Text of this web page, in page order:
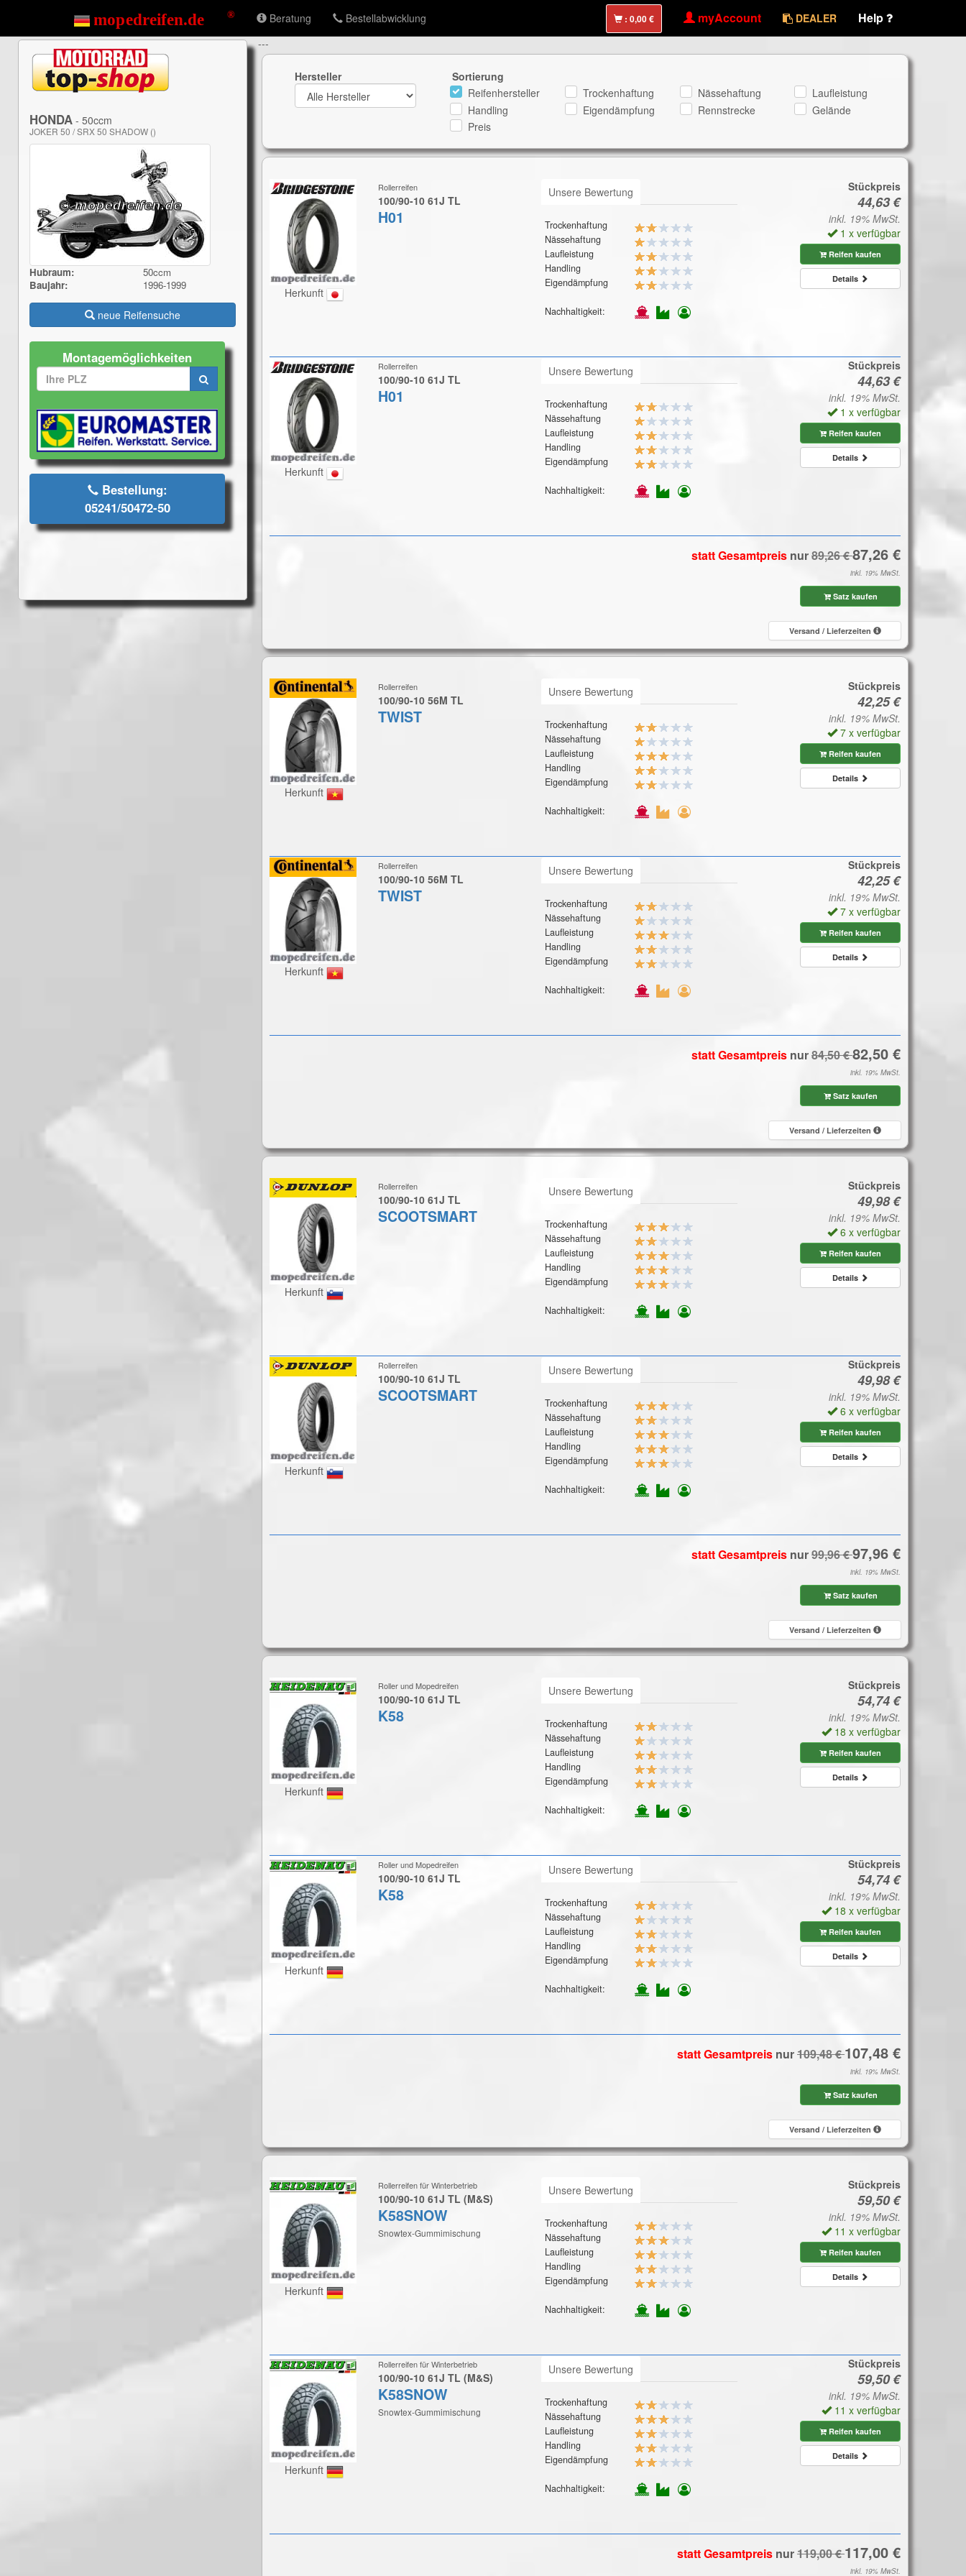
Beratung Bestellabwicklung : myAccount DEALER Help
HONDA - 50ccm
JOKER 50 / SRX 50 SHADOW ()
Hubraum:
50ccm
Baujahr:
1996-1999
neue Reifensuche
Montagemöglichkeiten
Bestellung:
05241/50472-50
---
Hersteller
Sortierung
Reifenhersteller
Trockenhaftung Nässehaftung
Laufleistung
Handling
Eigendämpfung Rennstrecke
Gelände
Preis
Herkunft
Rollerreifen
100/90-10 61J TL
H01
Unsere Bewertung
Trockenhaftung
Nässehaftung
Laufleistung
Handling
Eigendämpfung
Nachhaltigkeit:
Stückpreis
inkl. 19% MwSt.
1 x verfügbar
Reifen kaufen
Details
Herkunft
Rollerreifen
100/90-10 61J TL
H01
Unsere Bewertung
Trockenhaftung
Nässehaftung
Laufleistung
Handling
Eigendämpfung
Nachhaltigkeit:
Stückpreis
inkl. 19% MwSt.
1 x verfügbar
Reifen kaufen
Details
statt Gesamtpreis nur
inkl. 19% MwSt.
Satz kaufen
Versand / Lieferzeiten
Herkunft
Rollerreifen
100/90-10 56M TL
TWIST
Unsere Bewertung
Trockenhaftung
Nässehaftung
Laufleistung
Handling
Eigendämpfung
Nachhaltigkeit:
Stückpreis
inkl. 19% MwSt.
7 x verfügbar
Reifen kaufen
Details
Herkunft
Rollerreifen
100/90-10 56M TL
TWIST
Unsere Bewertung
Trockenhaftung
Nässehaftung
Laufleistung
Handling
Eigendämpfung
Nachhaltigkeit:
Stückpreis
inkl. 19% MwSt.
7 x verfügbar
Reifen kaufen
Details
statt Gesamtpreis nur
inkl. 19% MwSt.
Satz kaufen
Versand / Lieferzeiten
Herkunft
Rollerreifen
100/90-10 61J TL
SCOOTSMART
Unsere Bewertung
Trockenhaftung
Nässehaftung
Laufleistung
Handling
Eigendämpfung
Nachhaltigkeit:
Stückpreis
inkl. 19% MwSt.
6 x verfügbar
Reifen kaufen
Details
Herkunft
Rollerreifen
100/90-10 61J TL
SCOOTSMART
Unsere Bewertung
Trockenhaftung
Nässehaftung
Laufleistung
Handling
Eigendämpfung
Nachhaltigkeit:
Stückpreis
inkl. 19% MwSt.
6 x verfügbar
Reifen kaufen
Details
statt Gesamtpreis nur
inkl. 19% MwSt.
Satz kaufen
Versand / Lieferzeiten
Herkunft
Roller und Mopedreifen
100/90-10 61J TL
K58
Unsere Bewertung
Trockenhaftung
Nässehaftung
Laufleistung
Handling
Eigendämpfung
Nachhaltigkeit:
Stückpreis
inkl. 19% MwSt.
18 x verfügbar
Reifen kaufen
Details
Herkunft
Roller und Mopedreifen
100/90-10 61J TL
K58
Unsere Bewertung
Trockenhaftung
Nässehaftung
Laufleistung
Handling
Eigendämpfung
Nachhaltigkeit:
Stückpreis
inkl. 19% MwSt.
18 x verfügbar
Reifen kaufen
Details
statt Gesamtpreis nur
inkl. 19% MwSt.
Satz kaufen
Versand / Lieferzeiten
Herkunft
Rollerreifen für Winterbetrieb
100/90-10 61J TL (M&S)
K58SNOW
Snowtex-Gummimischung
Unsere Bewertung
Trockenhaftung
Nässehaftung
Laufleistung
Handling
Eigendämpfung
Nachhaltigkeit:
Stückpreis
inkl. 19% MwSt.
11 x verfügbar
Reifen kaufen
Details
Herkunft
Rollerreifen für Winterbetrieb
100/90-10 61J TL (M&S)
K58SNOW
Snowtex-Gummimischung
Unsere Bewertung
Trockenhaftung
Nässehaftung
Laufleistung
Handling
Eigendämpfung
Nachhaltigkeit:
Stückpreis
inkl. 19% MwSt.
11 x verfügbar
Reifen kaufen
Details
statt Gesamtpreis nur
inkl. 19% MwSt.